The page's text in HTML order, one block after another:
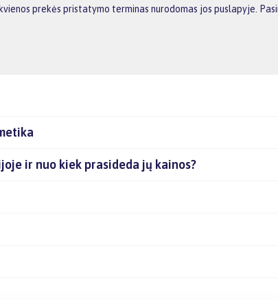
prekės pristatymo terminas nurodomas jos puslapyje.
ir nuo kiek prasideda jų kainos?